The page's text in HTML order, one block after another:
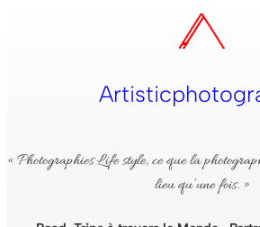
« Photographies Life style, ce que la
lieu qu’une fois. »